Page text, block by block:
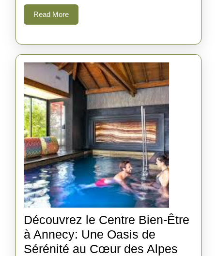
Read MoreRead
More
Découvrez le Centre Bien-Être
à Annecy: Une Oasis de
Sérénité au Cœur des Alpes